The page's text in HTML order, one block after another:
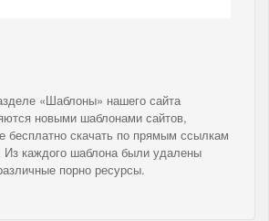
«Шаблоны» нашего сайта
новыми шаблонами сайтов,
бесплатно скачать по прямым ссылкам
Из каждого шаблона были удалены
порно ресурсы.